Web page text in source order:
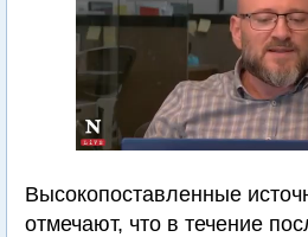
Высокопоставленные
отмечают, что в течение